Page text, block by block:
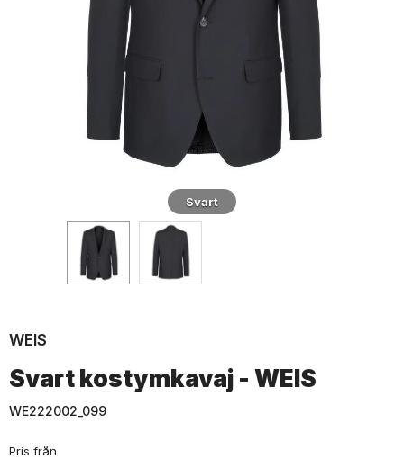
Svart
WEIS
Svart kostymkavaj - WEIS
WE222002_099
Pris från